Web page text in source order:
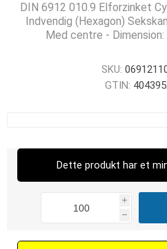
DIN 6912 010.9 Elforzinket
Indvendig (Hexagon)
Med centre -
SKU:
GTIN:
Dette produkt har et
i
h